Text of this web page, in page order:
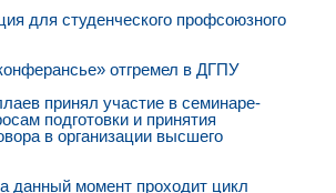
для студенческого профсоюзного
отгремел в ДГПУ
принял участие в семинаре-
подготовки и принятия
в организации высшего
данный момент проходит цикл